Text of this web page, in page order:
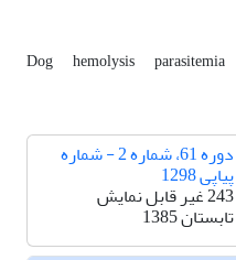
Dog hemolysis parasitemia
دوره 61، شماره 2 - شماره
پیاپی 1298
243 غیر قابل نمایش
تابستان 1385